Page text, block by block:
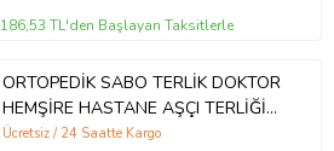
186,53 TL'den Başlayan Taksitlerle
ORTOPEDİK SABO TERLİK DOKTOR
HEMŞİRE HASTANE AŞÇI TERLİĞİ
Baykuş (Mavi)
Ücretsiz / 24 Saatte Kargo